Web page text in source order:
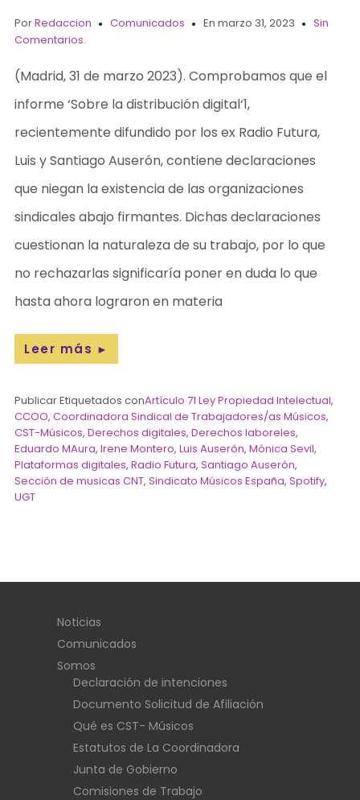
PorRedaccion Comunicados En marzo 31, 2023
Sin
Comentarios.
(Madrid, 31 de marzo 2023). Comprobamos que el
informe ‘Sobre la distribución digital‘1,
recientemente difundido por los ex Radio Futura,
Luis y Santiago Auserón, contiene declaraciones
que niegan la existencia de las organizaciones
sindicales abajo firmantes. Dichas declaraciones
cuestionan la naturaleza de su trabajo, por lo que
no rechazarlas significaría poner en duda lo que
hasta ahora lograron en materia
Leer más ►
Publicar Etiquetados conArtículo 71 Ley Propiedad Intelectual,
CCOO,Coordinadora Sindical de Trabajadores/as Músicos,
CST-Músicos,Derechos digitales,Derechos laboreles,
Eduardo MAura,Irene Montero,Luis Auserón,Mónica Sevil,
Plataformas digitales,Radio Futura,Santiago Auserón,
Sección de musicas CNT,Sindicato Músicos España,Spotify,
UGT
Noticias
Comunicados
Somos
Declaración de intenciones
Documento Solicitud de Afiliación
Qué es CST- Músicos
Estatutos de La Coordinadora
Junta de Gobierno
Comisiones de Trabajo